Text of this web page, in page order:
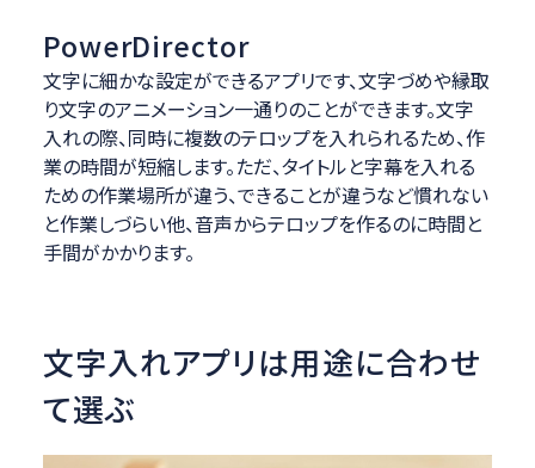
PowerDirector
文字に細かな設定ができるアプリです、文字づめや縁取
り文字のアニメーション一通りのことができます。文字
入れの際、同時に複数のテロップを入れられるため、作
業の時間が短縮します。ただ、タイトルと字幕を入れる
ための作業場所が違う、できることが違うなど慣れない
と作業しづらい他、音声からテロップを作るのに時間と
手間がかかります。
文字入れアプリは用途に合わせ
て選ぶ